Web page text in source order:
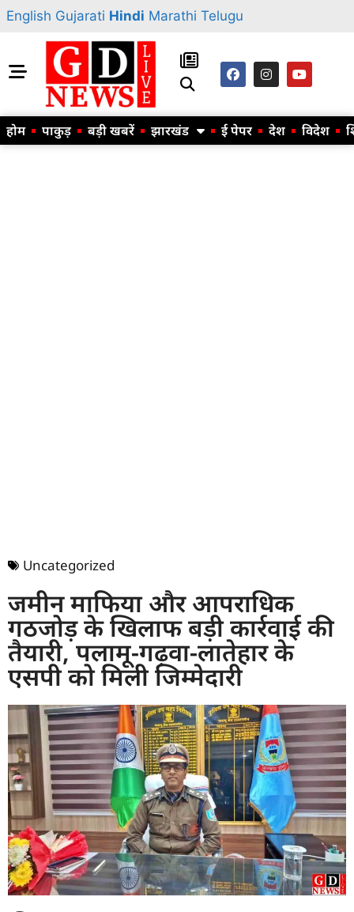
English Gujarati Hindi Marathi Telugu
होम पाकुड़ बड़ी खबरें झारखंड ई पेपर देश विदेश
Uncategorized
जमीन माफिया और आपराधिक
गठजोड़ के खिलाफ बड़ी कार्रवाई की
तैयारी, पलामू-गढ़वा-लातेहार के
एसपी को मिली जिम्मेदारी